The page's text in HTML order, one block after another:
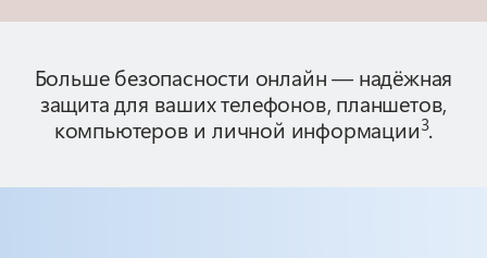
Больше безопасности онлайн — надёжная
защита для ваших телефонов, планшетов,
компьютеров и личной информации3.